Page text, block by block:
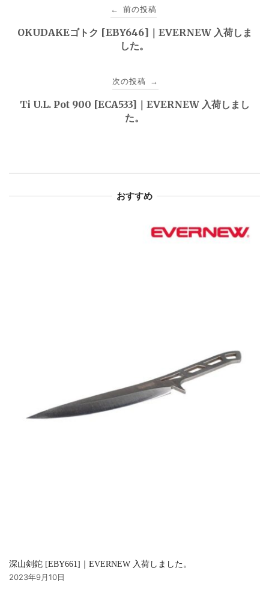
稿
ゲ
← 前の投稿
OKUDAKEゴトク [EBY646]｜EVERNEW 入荷しま
した。
次の投稿 →
Ti U.L. Pot 900 [ECA533]｜EVERNEW 入荷しまし
た。
おすすめ
深山剣鉈 [EBY661]｜EVERNEW 入荷しました。
2023年9月10日